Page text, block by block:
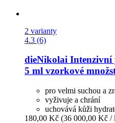
2 varianty
4.3 (6)
dieNikolai Intenzivní
5 ml vzorkové
pro velmi suchou a
vyživuje a chrání
uchovává kůži
180,00 Kč (36 000,00 Kč /